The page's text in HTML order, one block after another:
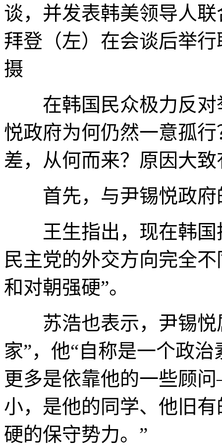
谈，并发表韩美领导人
拜登（左）在会谈后举
摄
在韩国民众极力反对
悦政府为何仍然一意孤
差，从何而来？原因大致
首先，与尹锡悦政府
王生指出，现在韩国
民主党的外交方向完全
和对朝强硬”。
苏浩也表示，尹锡悦
家”，他“自称是一个政
更多是依靠他的一些顾
小，是他的同学、他旧
硬的保守势力。”